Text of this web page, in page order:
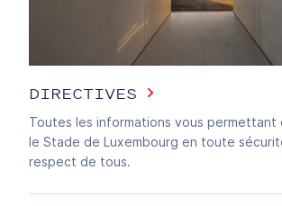
DIRECTIVES
Toutes les informations vous permettant
le Stade de Luxembourg en toute
respect de tous.